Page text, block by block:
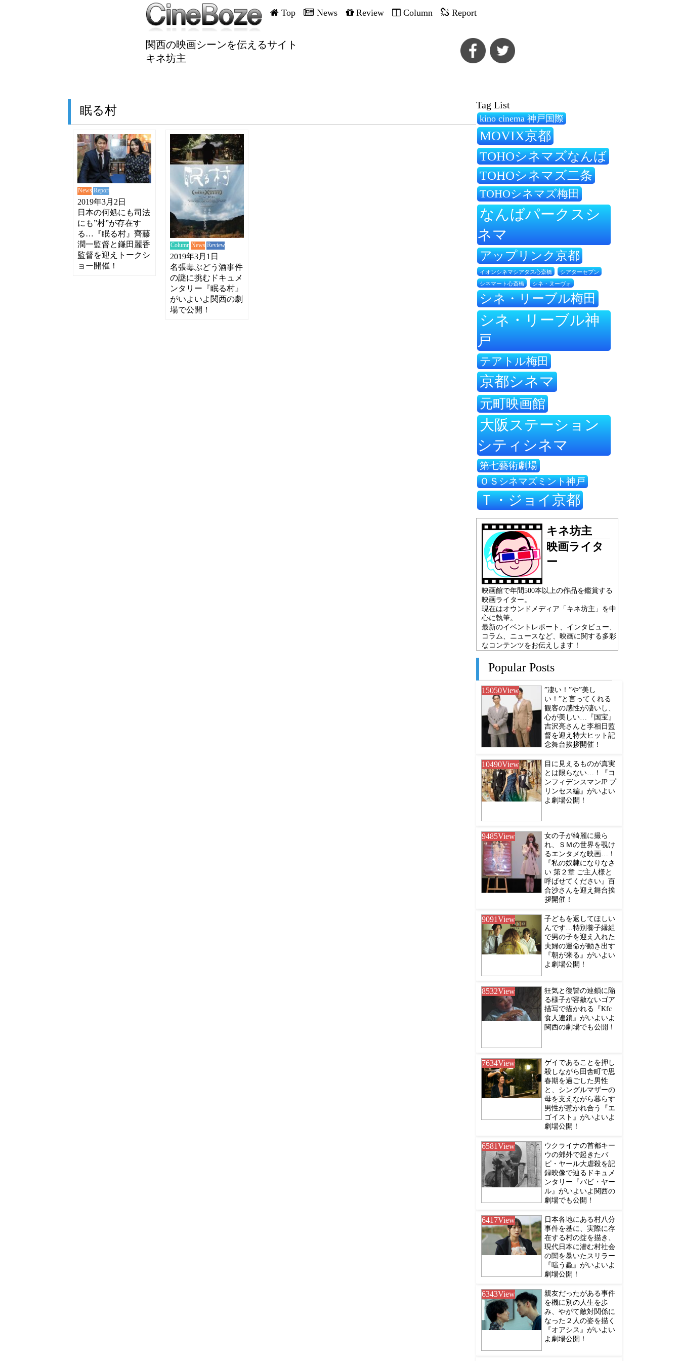
Top News Review Column Report
関西の映画シーンを伝えるサイト
キネ坊主
眠る村
News Report
2019年3月2日
日本の何処にも司法
にも”村”が存在す
る…『眠る村』齊藤
潤一監督と鎌田麗香
監督を迎えトークシ
ョー開催！
Column News Review
2019年3月1日
名張毒ぶどう酒事件
の謎に挑むドキュメ
ンタリー『眠る村』
がいよいよ関西の劇
場で公開！
Tag List
kino cinema 神戸国際
MOVIX京都
TOHOシネマズなんば
TOHOシネマズ二条
TOHOシネマズ梅田
なんばパークスシ
ネマ
アップリンク京都
イオンシネマシアタス心斎橋 シアターセブン
シネマート心斎橋 シネ・ヌーヴォ
シネ・リーブル梅田
シネ・リーブル神
戸
テアトル梅田
京都シネマ
元町映画館
大阪ステーション
シティシネマ
第七藝術劇場
ＯＳシネマズミント神戸
Ｔ・ジョイ京都
キネ坊主
映画ライタ
ー
映画館で年間500本以上の作品を鑑賞する
映画ライター。
現在はオウンドメディア「キネ坊主」を中
心に執筆。
最新のイベントレポート、インタビュー、
コラム、ニュースなど、映画に関する多彩
なコンテンツをお伝えします！
Popular Posts
15050View
”凄い！”や”美し
い！”と言ってくれる
観客の感性が凄いし、
心が美しい…『国宝』
吉沢亮さんと李相日監
督を迎え特大ヒット記
念舞台挨拶開催！
10490View
目に見えるものが真実
とは限らない…！『コ
ンフィデンスマンJP プ
リンセス編』がいよい
よ劇場公開！
9485View
女の子が綺麗に撮ら
れ、ＳＭの世界を覗け
るエンタメな映画…！
『私の奴隷になりなさ
い 第２章 ご主人様と
呼ばせてください』百
合沙さんを迎え舞台挨
拶開催！
9091View
子どもを返してほしい
んです…特別養子縁組
で男の子を迎え入れた
夫婦の運命が動き出す
『朝が来る』がいよい
よ劇場公開！
8532View
狂気と復讐の連鎖に陥
る様子が容赦ないゴア
描写で描かれる『Kfc
食人連鎖』がいよいよ
関西の劇場でも公開！
7634View
ゲイであることを押し
殺しながら田舎町で思
春期を過ごした男性
と、シングルマザーの
母を支えながら暮らす
男性が惹かれ合う『エ
ゴイスト』がいよいよ
劇場公開！
6581View
ウクライナの首都キー
ウの郊外で起きたバ
ビ・ヤール大虐殺を記
録映像で辿るドキュメ
ンタリー『バビ・ヤー
ル』がいよいよ関西の
劇場でも公開！
6417View
日本各地にある村八分
事件を基に、実際に存
在する村の掟を描き、
現代日本に潜む村社会
の闇を暴いたスリラー
『嗤う蟲』がいよいよ
劇場公開！
6343View
親友だったがある事件
を機に別の人生を歩
み、やがて敵対関係に
なった２人の姿を描く
『オアシス』がいよい
よ劇場公開！